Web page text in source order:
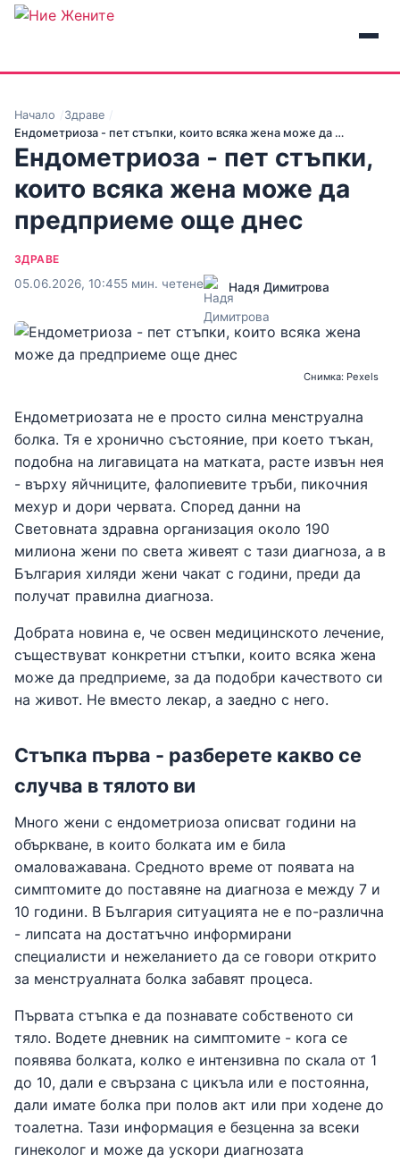
Начало
Здраве
Ендометриоза - пет стъпки, които всяка жена може да …
Ендометриоза - пет стъпки,
които всяка жена може да
предприеме още днес
ЗДРАВЕ
05.06.2026, 10:455 мин. четене Надя Димитрова
Снимка: Pexels
Ендометриозата не е просто силна менструална
болка. Тя е хронично състояние, при което тъкан,
подобна на лигавицата на матката, расте извън нея
- върху яйчниците, фалопиевите тръби, пикочния
мехур и дори червата. Според данни на
Световната здравна организация около 190
милиона жени по света живеят с тази диагноза, а в
България хиляди жени чакат с години, преди да
получат правилна диагноза.
Добрата новина е, че освен медицинското лечение,
съществуват конкретни стъпки, които всяка жена
може да предприеме, за да подобри качеството си
на живот. Не вместо лекар, а заедно с него.
Стъпка първа - разберете какво се
случва в тялото ви
Много жени с ендометриоза описват години на
объркване, в които болката им е била
омаловажавана. Средното време от появата на
симптомите до поставяне на диагноза е между 7 и
10 години. В България ситуацията не е по-различна
- липсата на достатъчно информирани
специалисти и нежеланието да се говори открито
за менструалната болка забавят процеса.
Първата стъпка е да познавате собственото си
тяло. Водете дневник на симптомите - кога се
появява болката, колко е интензивна по скала от 1
до 10, дали е свързана с цикъла или е постоянна,
дали имате болка при полов акт или при ходене до
тоалетна. Тази информация е безценна за всеки
гинеколог и може да ускори диагнозата